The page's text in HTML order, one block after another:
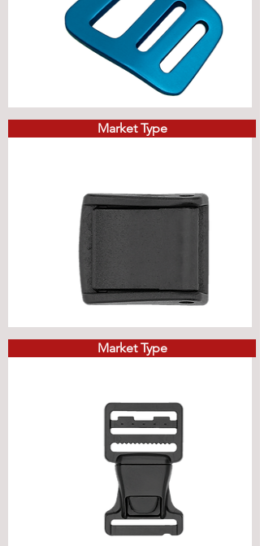
Market Type
Market Type